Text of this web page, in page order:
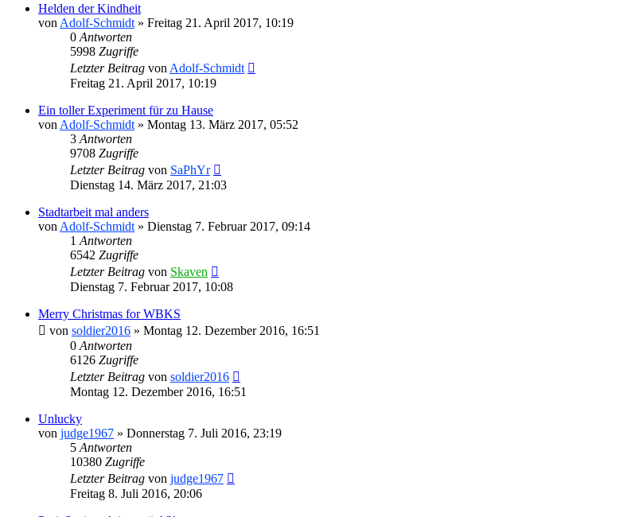
Helden der Kindheit
von Adolf-Schmidt » Freitag 21. April 2017, 10:19
0 Antworten
5998 Zugriffe
Letzter Beitrag von Adolf-Schmidt
Freitag 21. April 2017, 10:19
Ein toller Experiment für zu Hause
von Adolf-Schmidt » Montag 13. März 2017, 05:52
3 Antworten
9708 Zugriffe
Letzter Beitrag von SaPhYr
Dienstag 14. März 2017, 21:03
Stadtarbeit mal anders
von Adolf-Schmidt » Dienstag 7. Februar 2017, 09:14
1 Antworten
6542 Zugriffe
Letzter Beitrag von Skaven
Dienstag 7. Februar 2017, 10:08
Merry Christmas for WBKS
von soldier2016 » Montag 12. Dezember 2016, 16:51
0 Antworten
6126 Zugriffe
Letzter Beitrag von soldier2016
Montag 12. Dezember 2016, 16:51
Unlucky
von judge1967 » Donnerstag 7. Juli 2016, 23:19
5 Antworten
10380 Zugriffe
Letzter Beitrag von judge1967
Freitag 8. Juli 2016, 20:06